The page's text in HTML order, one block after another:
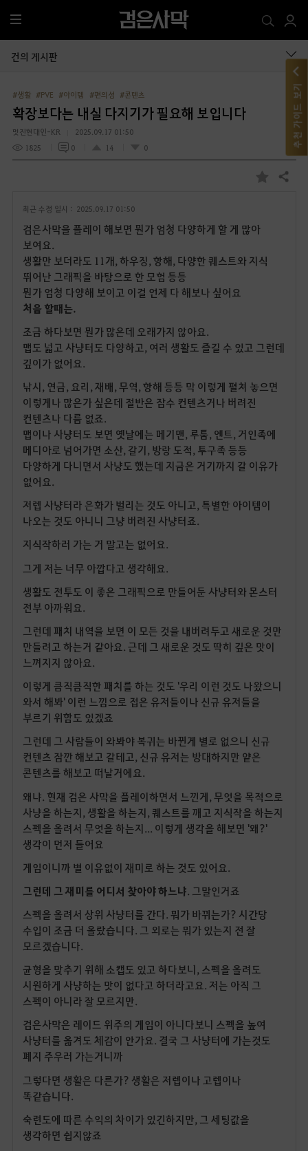
전
체
메
건의 게시판
#생활 #PVE #아이템 #편의성 #콘텐츠
확장보다는 내실 다지기가 필요해 보입니다
멋진현대인-KR
2025.09.17 01:50
1825
0 14 0
즐
공유하기
최근 수정 일시 : 2025.09.17 01:50
검은사막을 플레이 해보면 뭔가 엄청 다양하게 할 게 많아
보여요.
생활만 보더라도 11개, 하우징, 항해, 다양한 퀘스트와 지식
뛰어난 그래픽을 바탕으로 한 모험 등등
뭔가 엄청 다양해 보이고 이걸 언제 다 해보나 싶어요
처음 할때는.
조금 하다보면 뭔가 많은데 오래가지 않아요.
맵도 넓고 사냥터도 다양하고, 여러 생활도 즐길 수 있고 그런데
깊이가 없어요.
낚시, 연금, 요리, 재배, 무역, 항해 등등 막 이렇게 펼쳐 놓으면
이렇게나 많은가 싶은데 절반은 잠수 컨텐츠거나 버려진
컨텐츠나 다름 없죠.
맵이나 사냥터도 보면 옛날에는 메기맨, 루툼, 엔트, 거인족에
메디아로 넘어가면 소산, 갈기, 방랑 도적, 투구족 등등
다양하게 다니면서 사냥도 했는데 지금은 거기까지 갈 이유가
없어요.
저렙 사냥터라 은화가 벌리는 것도 아니고, 특별한 아이템이
나오는 것도 아니니 그냥 버려진 사냥터죠.
지식작하러 가는 거 말고는 없어요.
그게 저는 너무 아깝다고 생각해요.
생활도 전투도 이 좋은 그래픽으로 만들어둔 사냥터와 몬스터
전부 아까워요.
그런데 패치 내역을 보면 이 모든 것을 내버려두고 새로운 것만
만들려고 하는거 같아요. 근데 그 새로운 것도 딱히 깊은 맛이
느껴지지 않아요.
이렇게 큼직큼직한 패치를 하는 것도 '우리 이런 것도 나왔으니
와서 해봐' 이런 느낌으로 접은 유저들이나 신규 유저들을
부르기 위함도 있겠죠
그런데 그 사람들이 와봐야 복귀는 바뀐게 별로 없으니 신규
컨텐츠 잠깐 해보고 갈테고, 신규 유저는 방대하지만 얕은
콘텐츠를 해보고 떠날거에요.
왜냐. 현재 검은 사막을 플레이하면서 느낀게, 무엇을 목적으로
사냥을 하는지, 생활을 하는지, 퀘스트를 깨고 지식작을 하는지
스펙을 올려서 무엇을 하는지... 이렇게 생각을 해보면 '왜?'
생각이 먼저 들어요
게임이니까 별 이유없이 재미로 하는 것도 있어요.
그런데 그 재미를 어디서 찾아야 하느냐. 그말인거죠
스펙을 올려서 상위 사냥터를 간다. 뭐가 바뀌는가? 시간당
수입이 조금 더 올랐습니다. 그 외로는 뭐가 있는지 전 잘
모르겠습니다.
균형을 맞추기 위해 소캡도 있고 하다보니, 스펙을 올려도
시원하게 사냥하는 맛이 없다고 하더라고요. 저는 아직 그
스펙이 아니라 잘 모르지만.
검은사막은 레이드 위주의 게임이 아니다보니 스펙을 높여
사냥터를 옮겨도 체감이 안가요. 결국 그 사냥터에 가는것도
폐지 주우러 가는거니까
그렇다면 생활은 다른가? 생활은 저렙이나 고렙이나
똑같습니다.
숙련도에 따른 수익의 차이가 있긴하지만, 그 세팅값을
생각하면 쉽지않죠
추천 가이드 보기